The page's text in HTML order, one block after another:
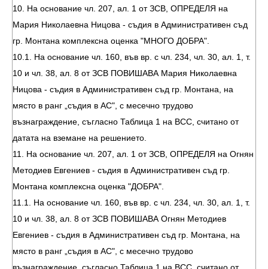
10. На основание чл. 207, ал. 1 от ЗСВ, ОПРЕДЕЛЯ на
Мария Николаевна Ницова - съдия в Административен съд
гр. Монтана комплексна оценка "МНОГО ДОБРА".
10.1. На основание чл. 160, във вр. с чл. 234, чл. 30, ал. 1, т.
10 и чл. 38, ал. 8 от ЗСВ ПОВИШАВА Мария Николаевна
Ницова - съдия в Административен съд гр. Монтана, на
място в ранг „съдия в АС", с месечно трудово
възнаграждение, съгласно Таблица 1 на ВСС, считано от
датата на вземане на решението.
11. На основание чл. 207, ал. 1 от ЗСВ, ОПРЕДЕЛЯ на Огнян
Методиев Евгениев - съдия в Административен съд гр.
Монтана комплексна оценка "ДОБРА".
11.1. На основание чл. 160, във вр. с чл. 234, чл. 30, ал. 1, т.
10 и чл. 38, ал. 8 от ЗСВ ПОВИШАВА Огнян Методиев
Евгениев - съдия в Административен съд гр. Монтана, на
място в ранг „съдия в АС", с месечно трудово